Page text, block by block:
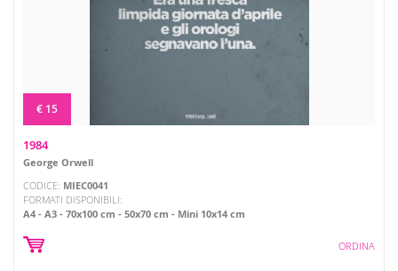
€ 15
1984
George Orwell
CODICE: MIEC0041
FORMATI DISPONIBILI:
A4
A3 70x100 cm 50x70 cm Mini 10x14 cm
ORDINA